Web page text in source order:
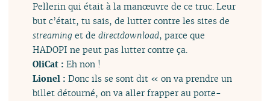
Pellerin qui était à la manœuvre de ce truc. Leur
but c’était, tu sais, de lutter contre les sites de
streaming et dedirectdownload, parce que
HADOPI ne peut pas lutter contre ça.
OliCat : Eh non !
Lionel : Donc ils se sont dit « on va prendre un
billet détourné, on va aller frapper au porte-